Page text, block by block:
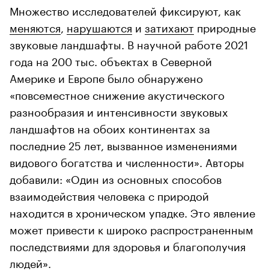
Множество исследователей фиксируют, как
меняются нарушаются и затихают природные
звуковые ландшафты. В научной работе 2021
года на 200 тыс. объектах в Северной
Америке и Европе было обнаружено
«повсеместное снижение акустического
разнообразия и интенсивности звуковых
ландшафтов на обоих континентах за
последние 25 лет, вызванное изменениями
видового богатства и численности». Авторы
добавили: «Один из основных способов
взаимодействия человека с природой
находится в хроническом упадке. Это явление
может привести к широко распространенным
последствиями для здоровья и благополучия
людей».